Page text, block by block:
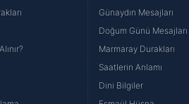
Günaydın Mesajları
Doğum Günü Mesajları
Marmaray Durakları
Saatlerin Anlamı
Dini Bilgiler